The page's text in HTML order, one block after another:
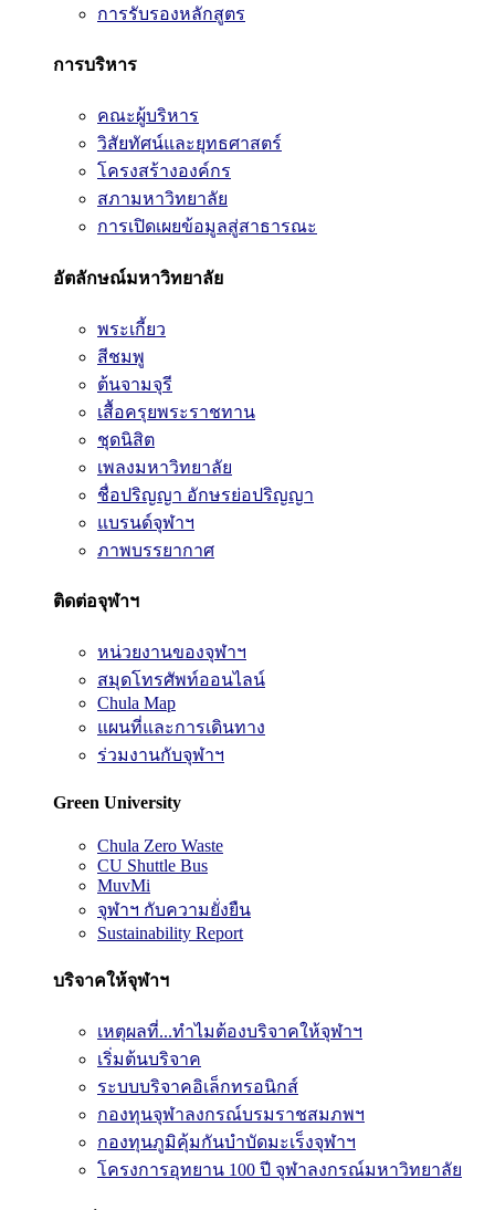
การรับรองหลักสูตร
การบริหาร
คณะผู้บริหาร
วิสัยทัศน์และยุทธศาสตร์
โครงสร้างองค์กร
สภามหาวิทยาลัย
การเปิดเผยข้อมูลสู่สาธารณะ
อัตลักษณ์มหาวิทยาลัย
พระเกี้ยว
สีชมพู
ต้นจามจุรี
เสื้อครุยพระราชทาน
ชุดนิสิต
เพลงมหาวิทยาลัย
ชื่อปริญญา อักษรย่อปริญญา
แบรนด์จุฬาฯ
ภาพบรรยากาศ
ติดต่อจุฬาฯ
หน่วยงานของจุฬาฯ
สมุดโทรศัพท์ออนไลน์
Chula Map
แผนที่และการเดินทาง
ร่วมงานกับจุฬาฯ
Green University
Chula Zero Waste
CU Shuttle Bus
MuvMi
จุฬาฯ กับความยั่งยืน
Sustainability Report
บริจาคให้จุฬาฯ
เหตุผลที่...ทำไมต้องบริจาคให้จุฬาฯ
เริ่มต้นบริจาค
ระบบบริจาคอิเล็กทรอนิกส์
กองทุนจุฬาลงกรณ์บรมราชสมภพฯ
กองทุนภูมิคุ้มกันบำบัดมะเร็งจุฬาฯ
โครงการอุทยาน 100 ปี จุฬาลงกรณ์มหาวิทยาลัย